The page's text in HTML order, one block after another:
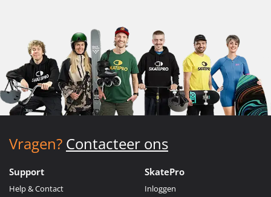
Vragen? Contacteer ons
Support
Help & Contact
SkatePro
Inloggen